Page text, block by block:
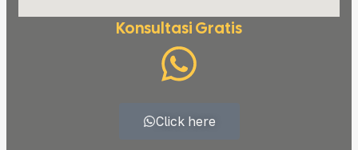
Konsultasi Gratis
Click here